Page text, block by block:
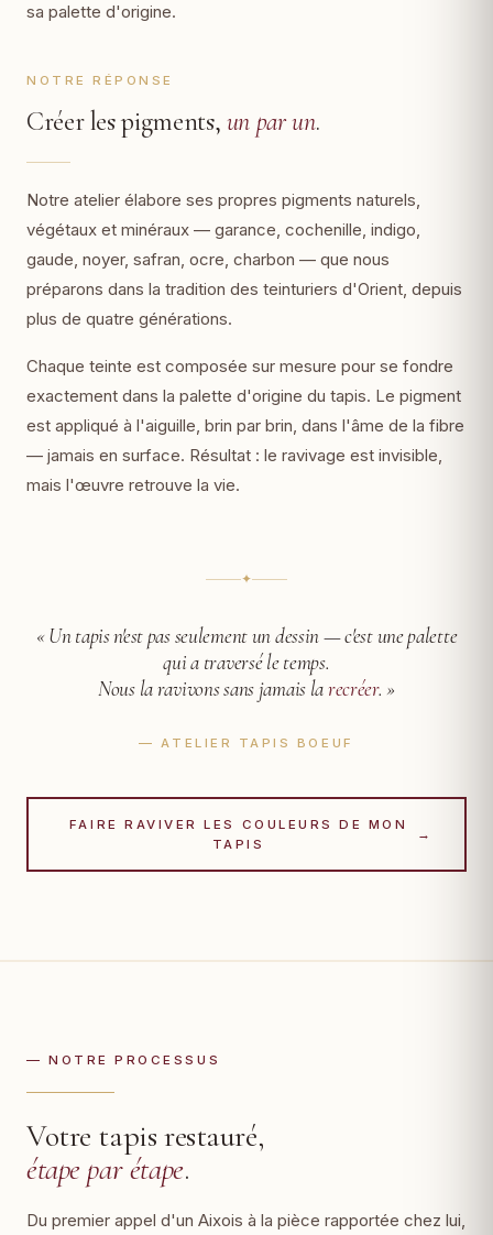
sa palette d'origine.
NOTRE RÉPONSE
Créer les pigments, un par un.
Notre atelier élabore ses propres pigments naturels,
végétaux et minéraux — garance, cochenille, indigo,
gaude, noyer, safran, ocre, charbon — que nous
préparons dans la tradition des teinturiers d'Orient, depuis
plus de quatre générations.
Chaque teinte est composée sur mesure pour se fondre
exactement dans la palette d'origine du tapis. Le pigment
est appliqué à l'aiguille, brin par brin, dans l'âme de la fibre
— jamais en surface. Résultat : le ravivage est invisible,
mais l'œuvre retrouve la vie.
✦
« Un tapis n'est pas seulement un dessin —c'est une palette
qui a traversé le temps.
Nous la ravivons sans jamais larecréer. »
— ATELIER TAPIS BOEUF
FAIRE RAVIVER LES COULEURS DE MON
TAPIS
→
— NOTRE PROCESSUS
Votre tapis restauré,
étape par étape.
Du premier appel d'un Aixois à la pièce rapportée chez lui,